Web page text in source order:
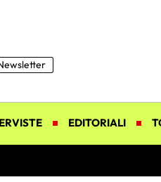
EDITORIALI